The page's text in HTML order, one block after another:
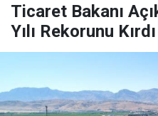
Ticaret Bakanı
Yılı Rekorunu Kırdı